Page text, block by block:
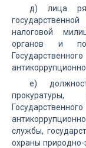
д) лица
налоговой
органов и
е)
службы,
охраны природно-